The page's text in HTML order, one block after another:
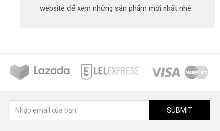
website để xem những sản phẩm mới nhất nhé.
SUBMIT